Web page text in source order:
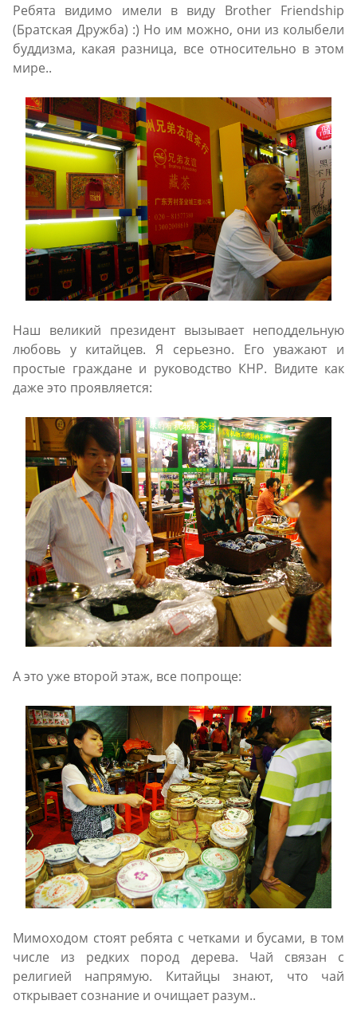
Ребята видимо имели в виду Brother Friendship
(Братская Дружба) :) Но им можно, они из колыбели
буддизма, какая разница, все относительно в этом
мире..
Наш великий президент вызывает неподдельную
любовь у китайцев. Я серьезно. Его уважают и
простые граждане и руководство КНР. Видите как
даже это проявляется:
А это уже второй этаж, все попроще:
Мимоходом стоят ребята с четками и бусами, в том
числе из редких пород дерева. Чай связан с
религией напрямую. Китайцы знают, что чай
открывает сознание и очищает разум..